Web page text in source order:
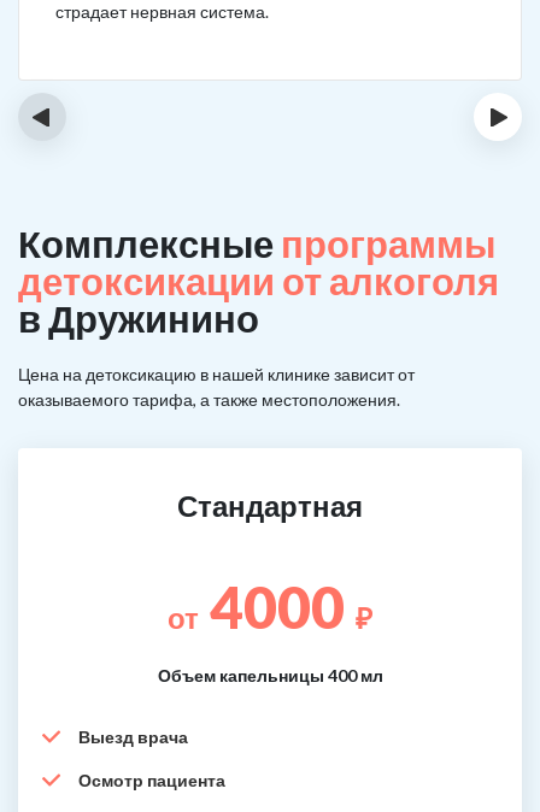
страдает нервная система.
‹ ›
Комплексные программы
детоксикации от алкоголя
в Дружинино
Цена на детоксикацию в нашей клинике зависит от
оказываемого тарифа, а также местоположения.
Стандартная
от 4000 ₽
Объем капельницы 400 мл
Выезд врача
Осмотр пациента